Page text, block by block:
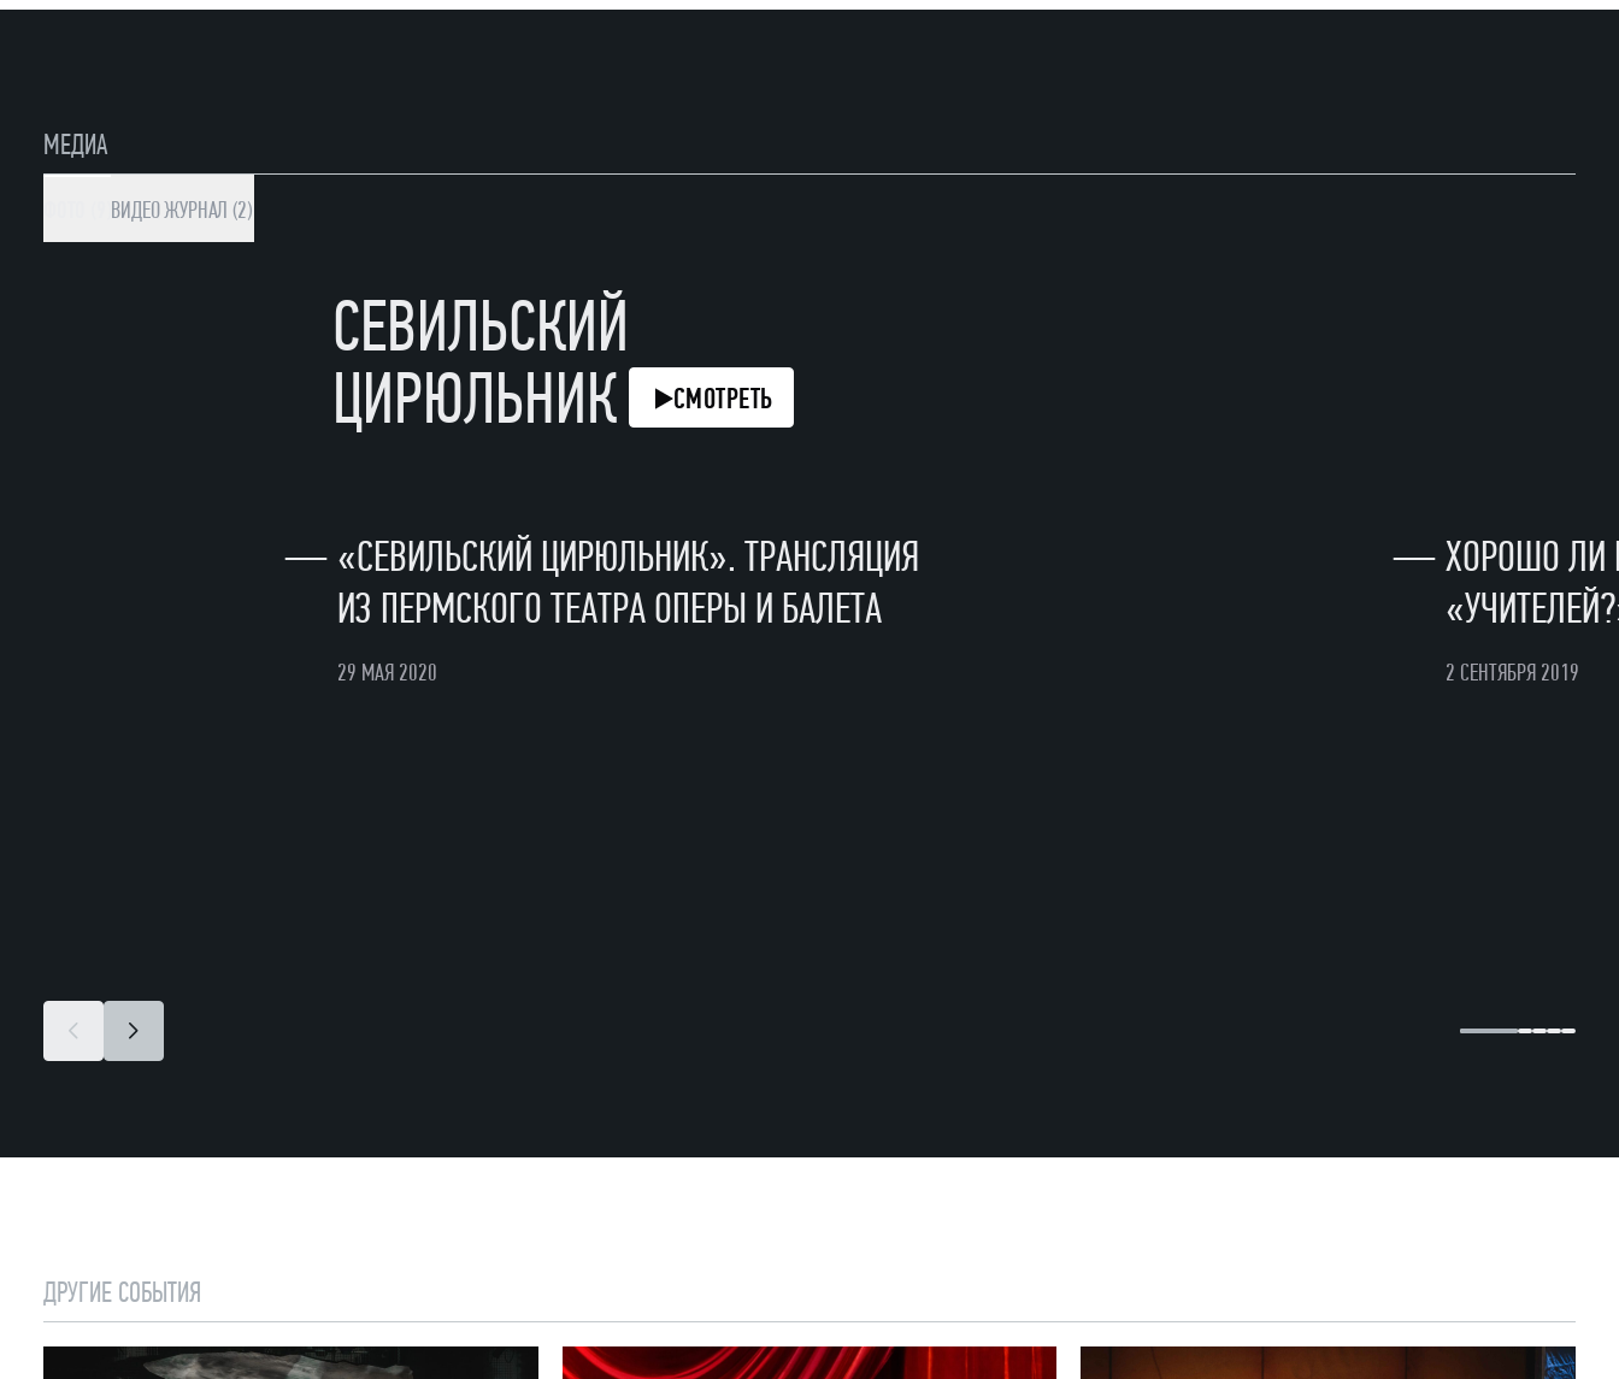
МЕДИА
ВИДЕОЖУРНАЛ (2)
СЕВИЛЬСКИЙ
ЦИРЮЛЬНИК
СМОТРЕТЬ
— «СЕВИЛЬСКИЙ ЦИРЮЛЬНИК». ТРАНСЛЯЦИЯ
ИЗ ПЕРМСКОГО ТЕАТРА ОПЕРЫ И БАЛЕТА
29 МАЯ 2020
—ХОРОШО ЛИ
2 СЕНТЯБРЯ 2019
ДРУГИЕ СОБЫТИЯ